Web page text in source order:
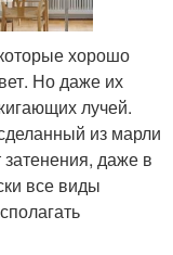
хорошо
Но даже их
лучей.
из марли
даже в
все виды